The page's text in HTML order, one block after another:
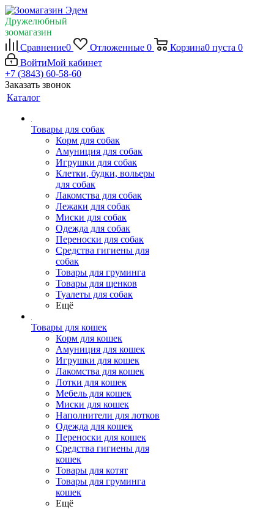
Дружелюбный
зоомагазин
Сравнение0 Отложенные 0 Корзина0 пуста 0
ВойтиМой кабинет
+7 (3843) 60-58-60
Заказать звонок
Каталог
Товары для собак
Корм для собак
Амуниция для собак
Игрушки для собак
Клетки, будки, вольеры
для собак
Лакомства для собак
Лежаки для собак
Миски для собак
Одежда для собак
Переноски для собак
Средства гигиены для
собак
Товары для груминга
Товары для щенков
Туалеты для собак
Ещё
Товары для кошек
Корм для кошек
Амуниция для кошек
Игрушки для кошек
Лакомства для кошек
Лотки для кошек
Мебель для кошек
Миски для кошек
Наполнители для лотков
Одежда для кошек
Переноски для кошек
Средства гигиены для
кошек
Товары для котят
Товары для груминга
кошек
Ещё